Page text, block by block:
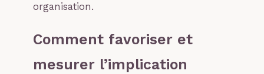
organisation.
Comment favoriser et
mesurer l’implication